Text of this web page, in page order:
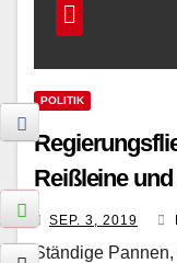
POLITIK
Reißleine
SEP. 3, 2019
Ständige